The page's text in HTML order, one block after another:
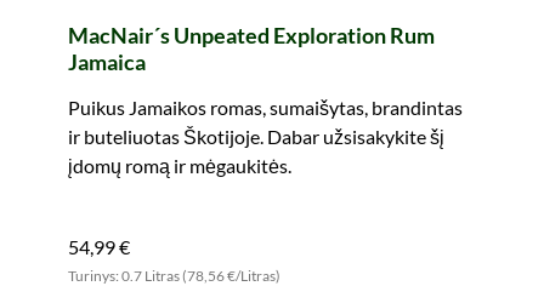
MacNair´s Unpeated Exploration Rum
Jamaica
Puikus Jamaikos romas, sumaišytas, brandintas
ir buteliuotas Škotijoje. Dabar užsisakykite šį
įdomų romą ir mėgaukitės.
54,99 €
Turinys: 0.7 Litras (78,56 €/Litras)